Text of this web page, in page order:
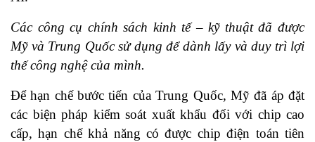
Các công cụ chính sách kinh tế – kỹ thuật đã được
Mỹ và Trung Quốc sử dụng để dành lấy và duy trì lợi
thế công nghệ của mình.
Để hạn chế bước tiến của Trung Quốc, Mỹ đã áp đặt
các biện pháp kiểm soát xuất khẩu đối với chip cao
cấp, hạn chế khả năng có được chip điện toán tiên